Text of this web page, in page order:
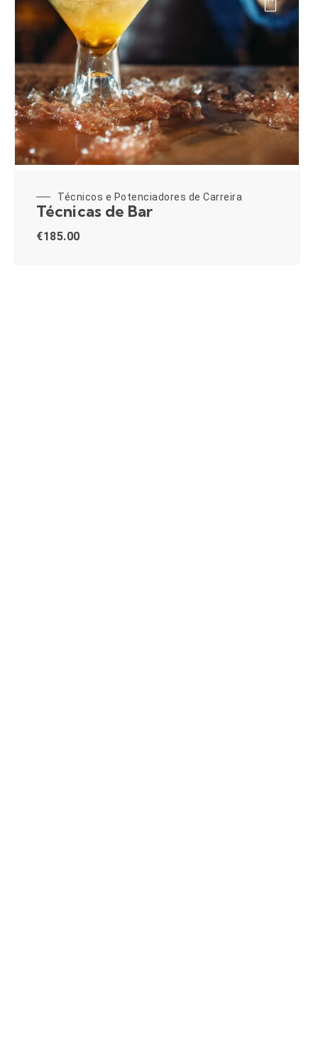
Técnicos e Potenciadores de Carreira
Técnicas de Bar
€185.00